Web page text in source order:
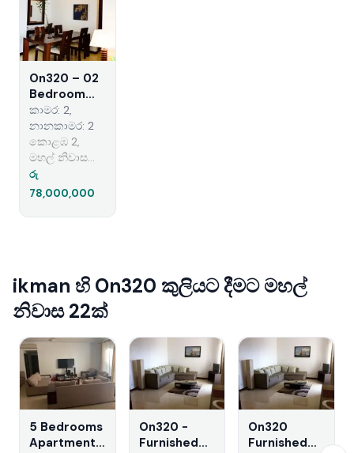
On320 – 02
Bedroom
Furnished
Apartment
for Sale
Colombo
කාමර: 2,
නානකාමර: 2
කොළඹ 2,
මහල් නිවාස
විකිණීමට ඇත
රු
78,000,000
ikman හි On320 කුලියට දීමට මහල්
නිවාස 22ක්
5 Bedrooms
Apartment
On320 -
Furnished
On320
Furnished